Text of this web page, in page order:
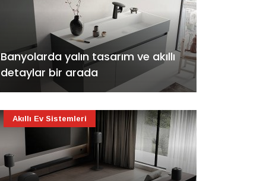
Banyolarda yalın tasarım ve akıllı
detaylar bir arada
Akıllı Ev Sistemleri